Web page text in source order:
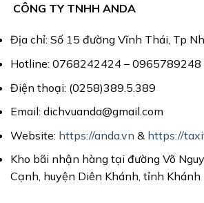
CÔNG TY TNHH ANDA
Địa chỉ: Số 15 đường Vĩnh Thái, Tp
Hotline: 0768242424 – 0965789248
Điện thoại: (0258)389.5.389
Email: dichvuanda@gmail.com
Website: https://anda.vn & https://
Kho bãi nhận hàng tại đường Võ
Cạnh, huyện Diên Khánh, tỉnh Khánh